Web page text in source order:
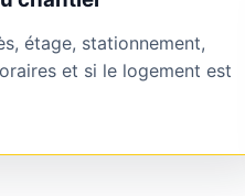
étage, stationnement,
et si le logement est